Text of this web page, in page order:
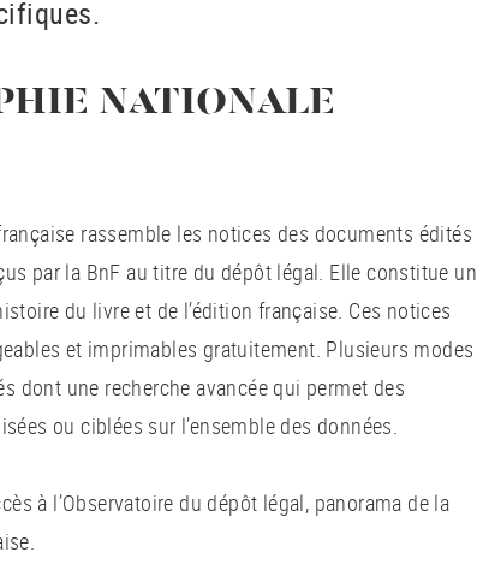
NATIONALE
rassemble les notices des documents édités
par la BnF au titre du dépôt légal. Elle constitue un
du livre et de l’édition française. Ces notices
et imprimables gratuitement. Plusieurs modes
dont une recherche avancée qui permet des
ou ciblées sur l’ensemble des données.
à l’Observatoire du dépôt légal, panorama de la